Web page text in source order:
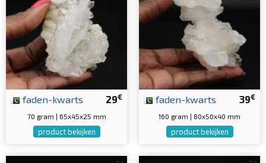
29€
faden-kwarts
70 gram | 65x45x25 mm
product bekijken
39€
faden-kwarts
160 gram | 80x50x40 mm
product bekijken